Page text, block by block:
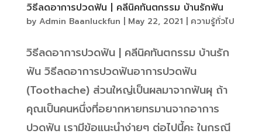
วิธีลดอาการปวดฟัน | คลีนิคทันตกรรม บ้านรักฟัน
by Admin Baanluckfun May 22, 2021 ความรู้ทั่วไป
วิธีลดอาการปวดฟัน | คลีนิคทันตกรรม บ้านรัก
ฟัน วิธีลดอาการปวดฟันอาการปวดฟัน
(Toothache) ส่วนใหญ่เป็นผลมาจากฟันผุ ถ้า
คุณเป็นคนหนึ่งที่อยากหายทรมานจากอาการ
ปวดฟัน เรามีข้อแนะนำง่ายๆ ต่อไปนี้คะ ในกรณี